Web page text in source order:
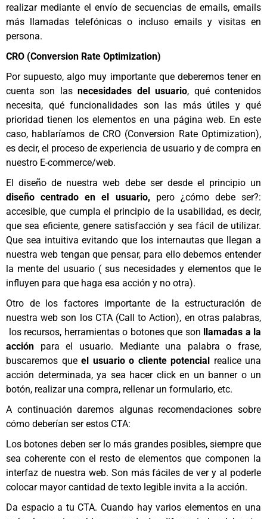
realizar mediante el envío de secuencias de emails, emails
más llamadas telefónicas o incluso emails y visitas en
persona.
CRO (Conversion Rate Optimization)
Por supuesto, algo muy importante que deberemos tener en
cuenta son lasnecesidades del usuario, qué contenidos
necesita, qué funcionalidades son las más útiles y qué
prioridad tienen los elementos en una página web. En este
caso, hablaríamos de CRO (Conversion Rate Optimization),
es decir, el proceso de experiencia de usuario y de compra en
nuestro E-commerce/web.
El diseño de nuestra web debe ser desde el principio un
diseño centrado en el usuario, pero¿cómo debe ser?:
accesible, que cumpla el principio de la usabilidad, es decir,
que sea eficiente, genere satisfacción y sea fácil de utilizar.
Que sea intuitiva evitando que los internautas que llegan a
nuestra web tengan que pensar, para ello debemos entender
la mente del usuario ( sus necesidades y elementos que le
influyen para que haga esa acción y no otra).
Otro de los factores importante de la estructuración de
nuestra web son los CTA (Call to Action), en otras palabras,
los recursos, herramientas o botones que son llamadas a la
acción para el usuario. Mediante una palabra o frase,
buscaremos que el usuario o cliente potencial realice una
acción determinada, ya sea hacer click en un banner o un
botón, realizar una compra, rellenar un formulario, etc.
A continuación daremos algunas recomendaciones sobre
cómo deberían ser estos CTA:
Los botones deben ser lo más grandes posibles, siempre que
sea coherente con el resto de elementos que componen la
interfaz de nuestra web. Son más fáciles de ver y al poderle
colocar mayor cantidad de texto legible invita a la acción.
Da espacio a tu CTA. Cuando hay varios elementos en una